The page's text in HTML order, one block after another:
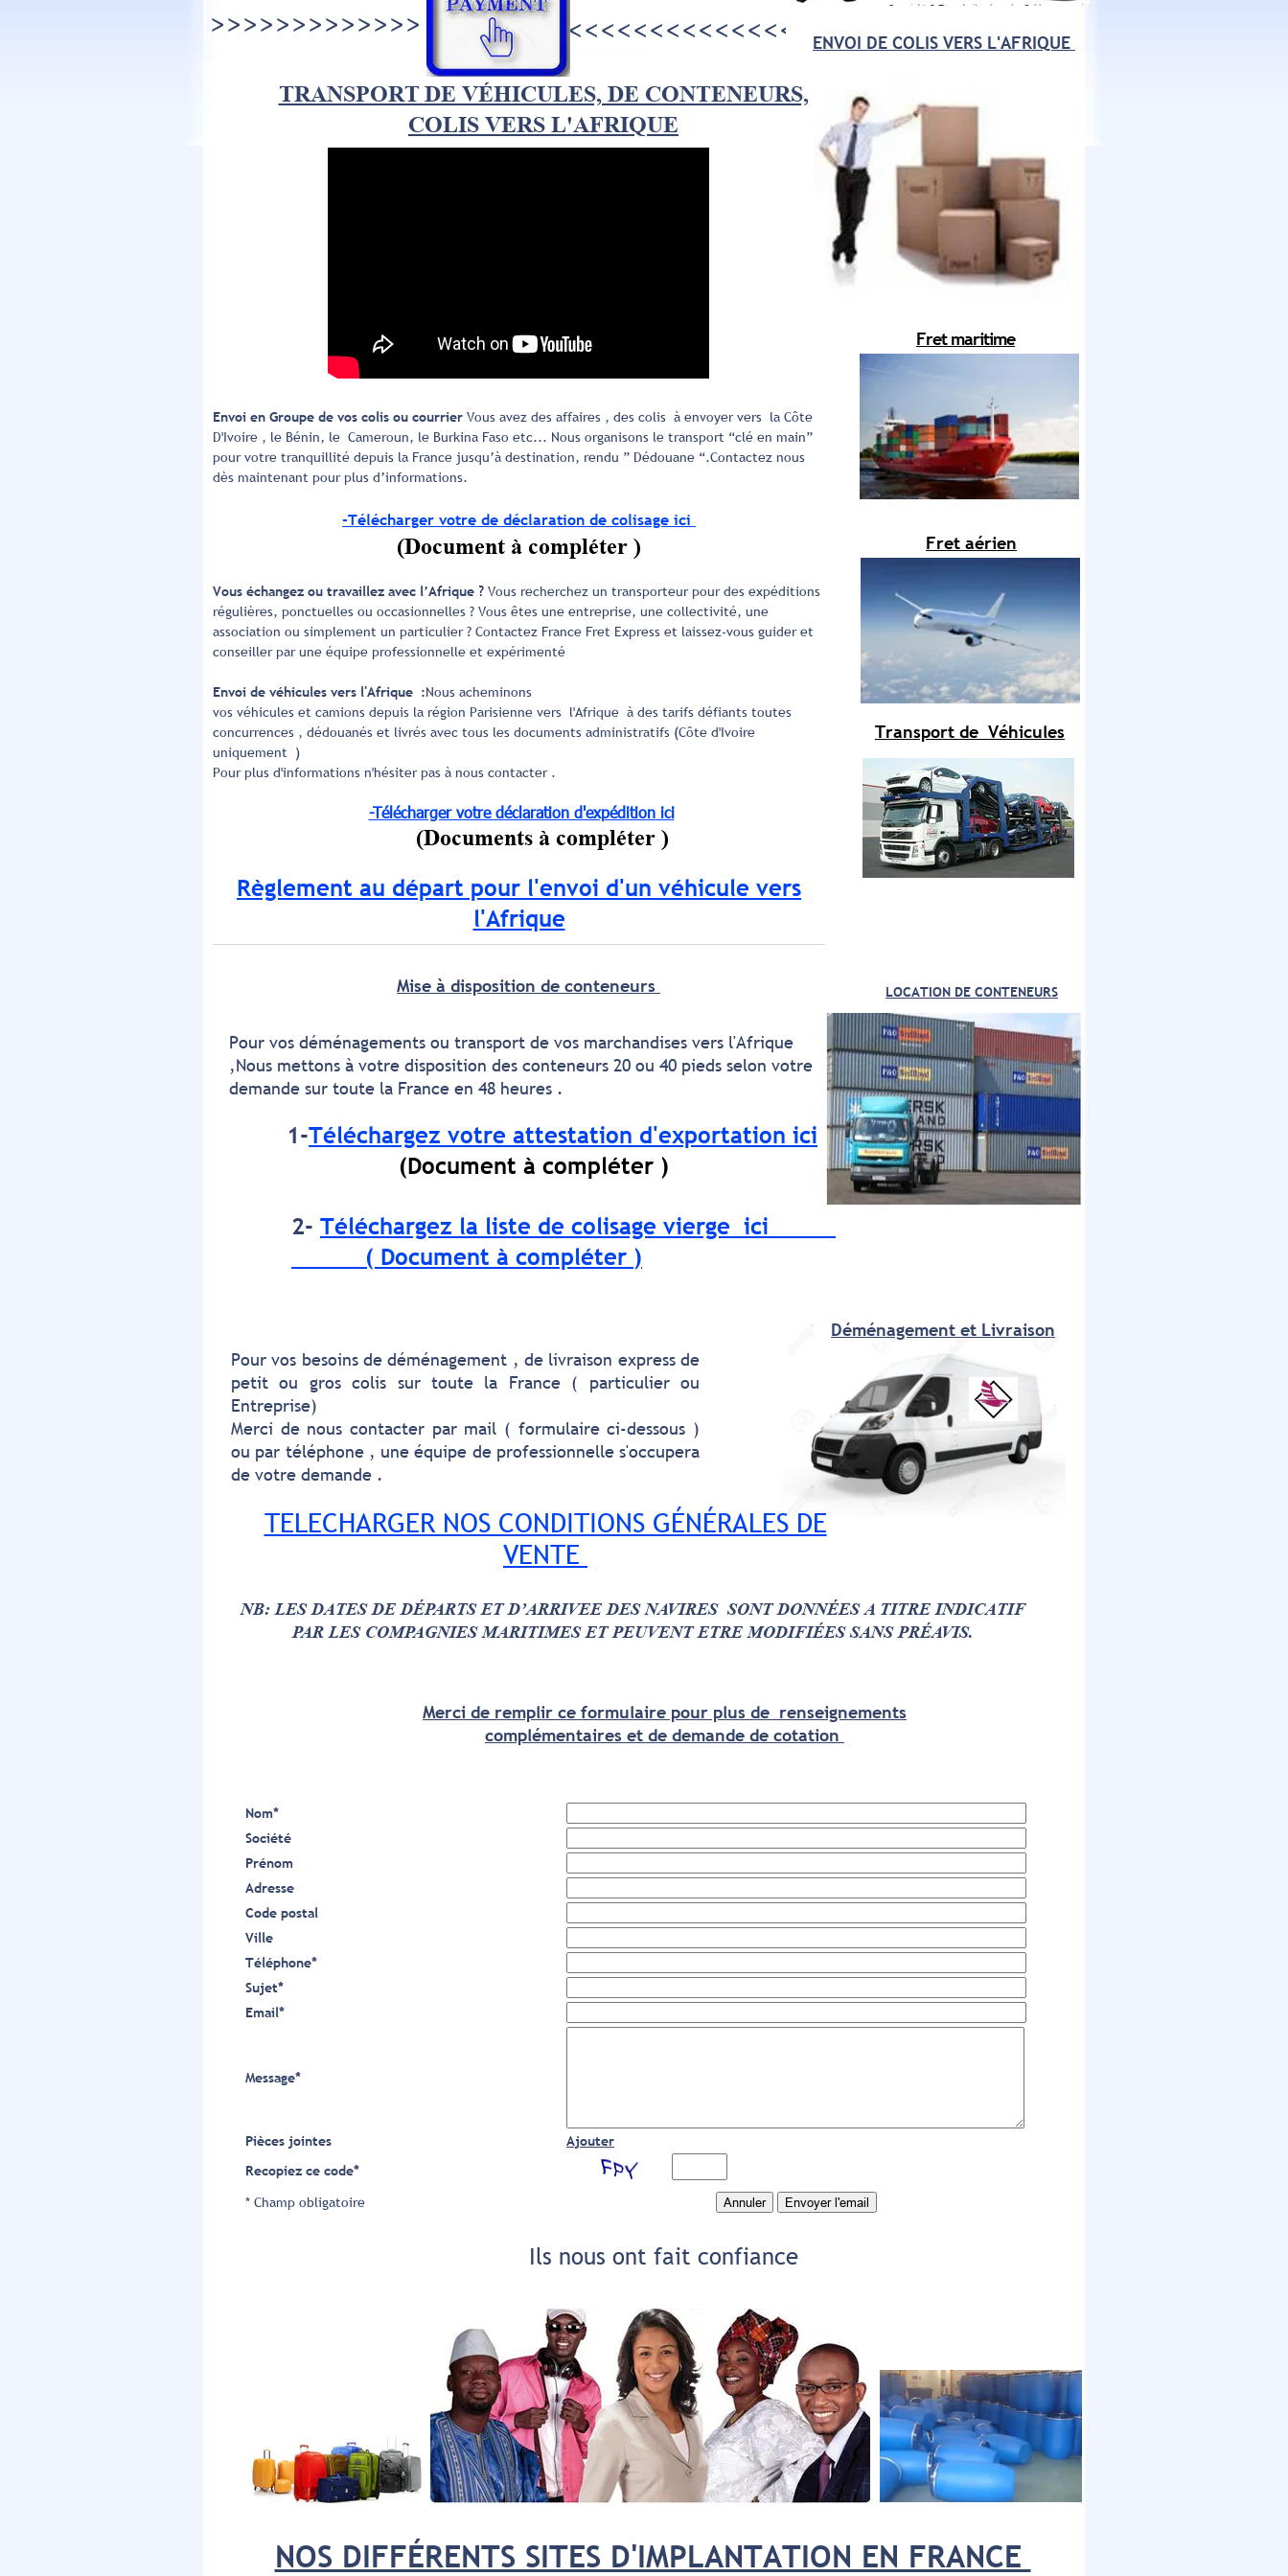
>>>>>>>>>>>>>>>>>>>>>>>>>><<<<<<<<<<<<<<<<<<<ENVOI DE COLIS VERS L'AFRIQUE
TRANSPORT DE VÉHICULES, DE CONTENEURS,
COLIS VERS L'AFRIQUE
Fret maritime
Envoi en Groupe de vos colis ou courrier Vous avez des affaires , des colis à envoyer vers la Côte
D'Ivoire , le Bénin, le Cameroun, le Burkina Faso etc... Nous organisons le transport “clé en main”
pour votre tranquillité depuis la France jusqu’à destination, rendu ” Dédouane “.Contactez nous
dès maintenant pour plus d’informations.
-Télécharger votre de déclaration de colisage ici
(Document à compléter )
Vous échangez ou travaillez avec l’Afrique ? Vous recherchez un transporteur pour des expéditions
régulières, ponctuelles ou occasionnelles ? Vous êtes une entreprise, une collectivité, une
association ou simplement un particulier ? Contactez France Fret Express et laissez-vous guider et
conseiller par une équipe professionnelle et expérimenté
Envoi de véhicules vers l'Afrique :Nous acheminons
vos véhicules et camions depuis la région Parisienne vers l'Afrique à des tarifs défiants toutes
concurrences , dédouanés et livrés avec tous les documents administratifs (Côte d'Ivoire
uniquement )
Pour plus d'informations n'hésiter pas à nous contacter .
-Télécharger votre déclaration d'expédition ici
(Documents à compléter )
Règlement au départ pour l'envoi d'un véhicule vers
l'Afrique
Fret aérien
Transport de Véhicules
Mise à disposition de conteneurs LOCATION DE CONTENEURS
Pour vos déménagements ou transport de vos marchandises vers l'Afrique
,Nous mettons à votre disposition des conteneurs 20 ou 40 pieds selon votre
demande sur toute la France en 48 heures .
1-Téléchargez votre attestation d'exportation ici
(Document à compléter )
2- Téléchargez la liste de colisage vierge ici
( Document à compléter )
Déménagement et Livraison
Pour vos besoins de déménagement , de livraison express de
petit ou gros colis sur toute la France ( particulier ou
Entreprise)
Merci de nous contacter par mail ( formulaire ci-dessous )
ou par téléphone , une équipe de professionnelle s'occupera
de votre demande .
TELECHARGER NOS CONDITIONS GÉNÉRALES DE
VENTE
NB: LES DATES DE DÉPARTS ET D’ARRIVEE DES NAVIRES SONT DONNÉES A TITRE INDICATIF
PAR LES COMPAGNIES MARITIMES ET PEUVENT ETRE MODIFIÉES SANS PRÉAVIS.
Merci de remplir ce formulaire pour plus de renseignements
complémentaires et de demande de cotation
Nom*
Société
Prénom
Adresse
Code postal
Ville
Téléphone*
Sujet*
Email*
Message*
Pièces jointes
Ajouter
Recopiez ce code*
* Champ obligatoire
Ils nous ont fait confiance
NOS DIFFÉRENTS SITES D'IMPLANTATION EN FRANCE